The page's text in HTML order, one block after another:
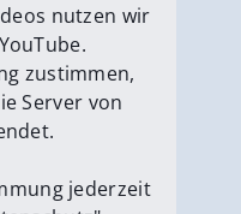
nutzen wir
zustimmen,
Server von
jederzeit